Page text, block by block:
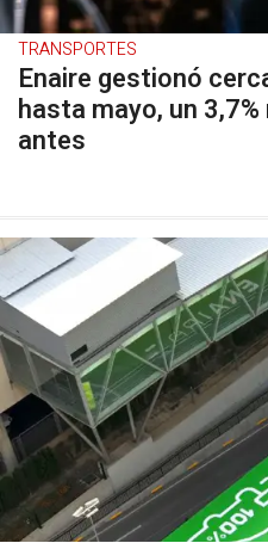
TRANSPORTES
Enaire gestionó
hasta mayo, un
antes